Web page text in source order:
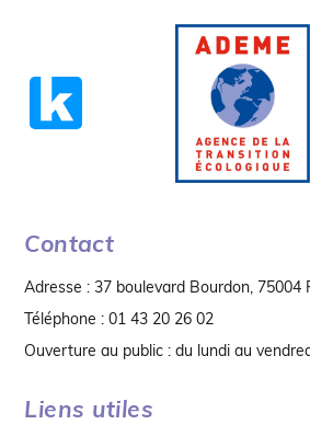
Contact
Adresse : 37 boulevard Bourdon, 75004
Téléphone : 01 43 20 26 02
Ouverture au public : du lundi au
Liens utiles